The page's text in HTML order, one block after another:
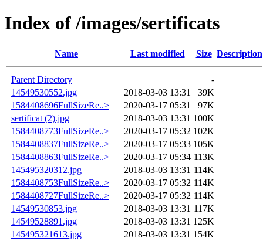
Index of /images/sertificats
Name Last modified Size Description
Parent Directory
-
14549530552.jpg
2018-03-03 13:31
39K
1584408696FullSizeRe..>
2020-03-17 05:31
97K
sertificat (2).jpg
2018-03-03 13:31 100K
1584408773FullSizeRe..>
2020-03-17 05:32 102K
1584408837FullSizeRe..>
2020-03-17 05:33 105K
1584408863FullSizeRe..>
2020-03-17 05:34 113K
145495320312.jpg
2018-03-03 13:31 114K
1584408753FullSizeRe..>
2020-03-17 05:32 114K
1584408727FullSizeRe..>
2020-03-17 05:32 114K
14549530853.jpg
2018-03-03 13:31 117K
14549528891.jpg
2018-03-03 13:31 125K
145495321613.jpg
2018-03-03 13:31 154K